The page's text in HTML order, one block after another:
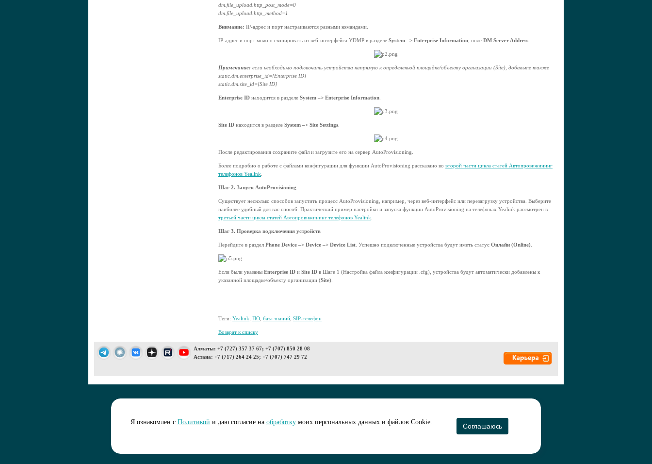
dm.file_upload.http_post_mode=0
dm.file_upload.http_method=1
Внимание: IP-адрес и порт настраиваются разными командами.
IP-адрес и порт можно скопировать из веб-интерфейса YDMP в разделе System –> Enterprise Information, поле DM Server Address.
Примечание: если необходимо подключить устройства напрямую к определенной площадке/объекту организации (Site), добавьте также
static.dm.enterprise_id=[Enterprise ID]
static.dm.site_id=[Site ID]
Enterprise ID находится в разделе System –> Enterprise Information.
Site ID находится в разделе System –> Site Settings.
После редактирования сохраните файл и загрузите его на сервер AutoProvisioning.
Более подробно о работе с файлами конфигурации для функции AutoProvisioning рассказано во второй части цикла статей Автопровижининг
телефонов Yealink.
Шаг 2. Запуск AutoProvisioning
Существует несколько способов запустить процесс AutoProvisioning, например, через веб-интерфейс или перезагрузку устройства. Выберите
наиболее удобный для вас способ. Практический пример настройки и запуска функции AutoProvisioning на телефонах Yealink рассмотрен в
третьей части цикла статей Автопровижининг телефонов Yealink.
Шаг 3. Проверка подключения устройств
Перейдите в раздел Phone Device –> Device –> Device List. Успешно подключенные устройства будут иметь статус Онлайн (Online).
Если были указаны Enterprise ID и Site ID в Шаге 1 (Настройка файла конфигурации .cfg), устройства будут автоматически добавлены к
указанной площадке/объекту организации (Site).
Теги: Yealink, ПО, база знаний, SIP-телефон
Возврат к списку
Алматы: +7 (727) 357 37 67; +7 (707) 850 28 08
Астана: +7 (717) 264 24 25; +7 (707) 747 29 72
Создание сайта -ICO
Я ознакомлен с Политикой и даю согласие на обработкумоих персональных данных и файлов Cookie.
Соглашаюсь